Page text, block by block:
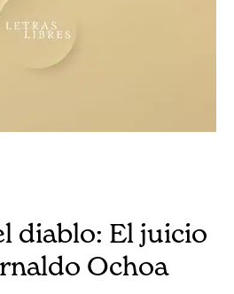
diablo: El juicio
Ochoa